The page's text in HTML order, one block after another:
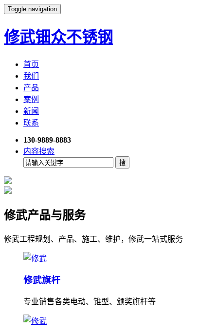
Toggle navigation
修武钿众不锈钢
首页
我们
产品
案例
新闻
联系
130-9889-8883
内容搜索
修武产品与服务
修武工程规划、产品、施工、维护，修武一站式服务
修武旗杆
专业销售各类电动、锥型、颁奖旗杆等